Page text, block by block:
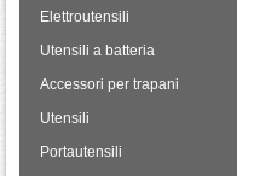
Elettroutensili
Utensili a batteria
Accessori per trapani
Utensili
Portautensili